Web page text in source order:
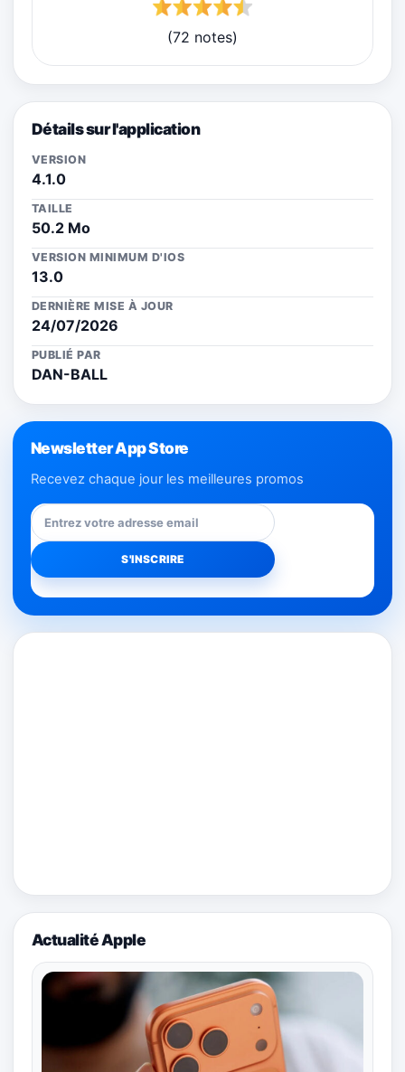
(72 notes)
Détails sur l'application
VERSION
4.1.0
TAILLE
50.2 Mo
VERSION MINIMUM D'IOS
13.0
DERNIÈRE MISE À JOUR
24/07/2026
PUBLIÉ PAR
DAN-BALL
Newsletter App Store
Recevez chaque jour les meilleures promos
Actualité Apple